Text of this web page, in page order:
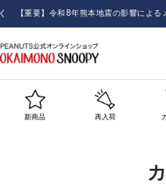
コ
ン
テ
ン
ツ
戻
【重要】令和8年熊本地震の影響によ
お
新商品 再入荷